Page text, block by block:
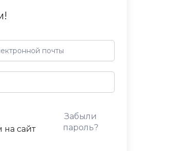
сайт
Забыли
пароль?